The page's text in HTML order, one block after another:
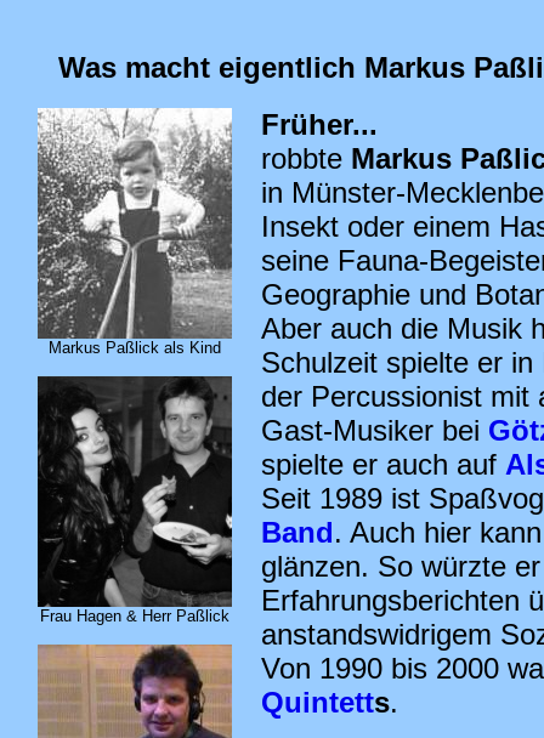
Was macht eigentlich Markus
Markus Paßlick als Kind
Frau Hagen & Herr Paßlick
Früher...
robbte Markus
in Münster-
Insekt oder einem
seine Fauna-
Geographie und
Aber auch die Musik
Schulzeit spielte er
der Percussionist mit
Gast-Musiker bei
spielte er auch auf
Seit 1989 ist
Band. Auch hier
glänzen. So würzte
Erfahrungsberichten
anstandswidrigem
Von 1990 bis 2000
Quintetts.